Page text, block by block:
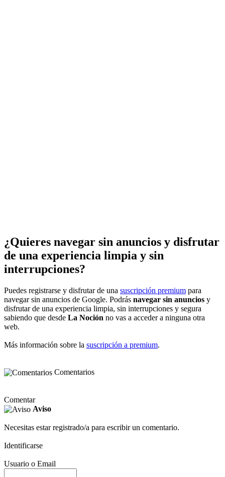
¿Quieres navegar sin anuncios y disfrutar
de una experiencia limpia y sin
interrupciones?
Puedes registrarse y disfrutar de una suscripción premium para
navegar sin anuncios de Google. Podrás navegar sin anuncios y
disfrutar de una experiencia limpia, sin interrupciones y segura
sabiendo que desde La Noción no vas a acceder a ninguna otra
web.
Más información sobre la suscripción a premium.
Comentarios
Comentar
Aviso
Necesitas estar registrado/a para escribir un comentario.
Identificarse
Usuario o Email